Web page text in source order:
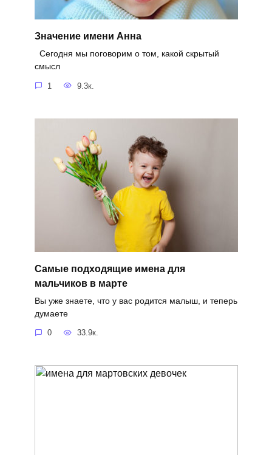
Значение имени Анна
Сегодня мы поговорим о том, какой скрытый
смысл
1 9.3к.
Самые подходящие имена для
мальчиков в марте
Вы уже знаете, что у вас родится малыш, и теперь
думаете
0 33.9к.